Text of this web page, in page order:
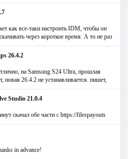
как все-таки настроить IDM, чтобы он
через короткое время. А то не раз
26.4.2
на Samsung S24 Ultra, прошлая
новая 26.4.2 не устанавливается. пишет,
Studio 21.0.4
скачал обе части с https://filespayouts
in advance!